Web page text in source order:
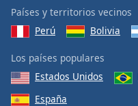
Países y territorios vecinos
Perú
Bolivia
Los países populares
Estados Unidos
España